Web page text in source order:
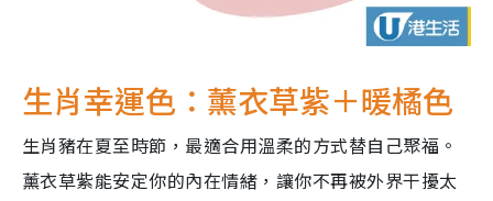
生肖幸運色：薰衣草紫＋暖橘色
生肖豬在夏至時節，最適合用溫柔的方式替自己聚福。
薰衣草紫能安定你的內在情緒，讓你不再被外界干擾太